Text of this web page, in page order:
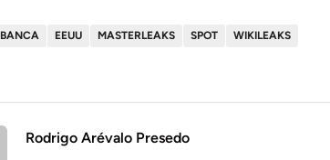
BANCA EEUU MASTERLEAKS SPOT WIKILEAKS
Rodrigo Arévalo Presedo